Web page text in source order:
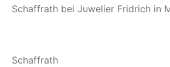
Schaffrath